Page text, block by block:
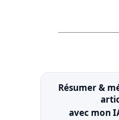
Résumer &
avec mon